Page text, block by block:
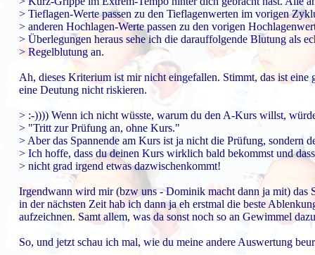
> Tieflagen-Werte passen zu den Tieflagenwerten im vorigen
> anderen Hochlagen-Werte passen zu den vorigen
> Überlegungen heraus sehe ich die darauffolgende Blutung als
> Regelblutung an.
Ah, dieses Kriterium ist mir nicht eingefallen. Stimmt, das ist
eine Deutung nicht riskieren.
> :-)))) Wenn ich nicht wüsste, warum du den A-Kurs willst,
> "Tritt zur Prüfung an, ohne Kurs."
> Aber das Spannende am Kurs ist ja nicht die Prüfung, sondern
> Ich hoffe, dass du deinen Kurs wirklich bald bekommst und
> nicht grad irgend etwas dazwischenkommt!
Irgendwann wird mir (bzw uns - Dominik macht dann ja mit) das
in der nächsten Zeit hab ich dann ja eh erstmal die beste
aufzeichnen. Samt allem, was da sonst noch so an Gewimmel
So, und jetzt schau ich mal, wie du meine andere Auswertung